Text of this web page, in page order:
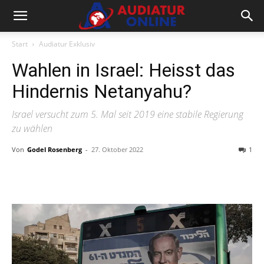
Start Audiatur Exklusiv
Wahlen in Israel: Heisst das
Hindernis Netanyahu?
Israel versucht zum 5. Mal seit 2019 eine stabile Regierung
zu wählen
Von Godel Rosenberg - 27. Oktober 2022 1